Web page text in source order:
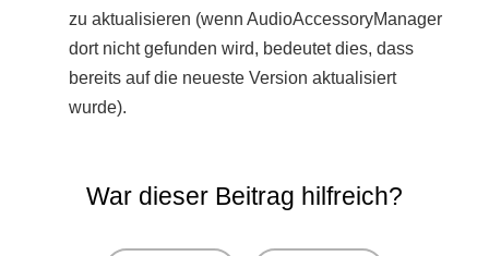
zu aktualisieren (wenn AudioAccessoryManager
dort nicht gefunden wird, bedeutet dies, dass
bereits auf die neueste Version aktualisiert
wurde).
War dieser Beitrag hilfreich?